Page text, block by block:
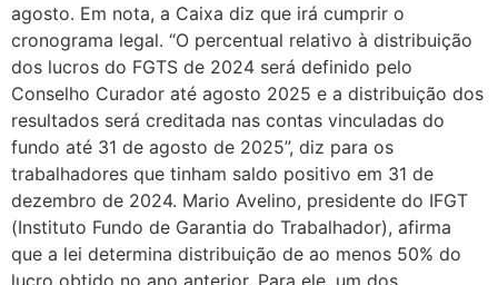
agosto. Em nota, a Caixa diz que irá cumprir o
cronograma legal. “O percentual relativo à distribuição
dos lucros do FGTS de 2024 será definido pelo
Conselho Curador até agosto 2025 e a distribuição dos
resultados será creditada nas contas vinculadas do
fundo até 31 de agosto de 2025”, diz para os
trabalhadores que tinham saldo positivo em 31 de
dezembro de 2024. Mario Avelino, presidente do IFGT
(Instituto Fundo de Garantia do Trabalhador), afirma
que a lei determina distribuição de ao menos 50% do
lucro obtido no ano anterior. Para ele, um dos